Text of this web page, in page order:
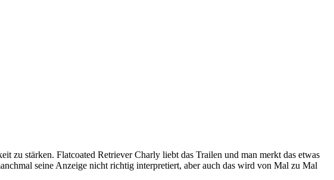
zu stärken. Flatcoated Retriever Charly liebt das Trailen und man merkt das etwas
seine Anzeige nicht richtig interpretiert, aber auch das wird von Mal zu Mal